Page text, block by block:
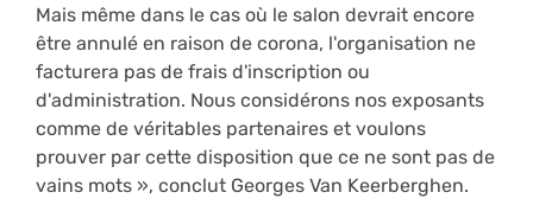
Mais même dans le cas où le salon devrait encore
être annulé en raison de corona, l'organisation ne
facturera pas de frais d'inscription ou
d'administration. Nous considérons nos exposants
comme de véritables partenaires et voulons
prouver par cette disposition que ce ne sont pas de
vains mots », conclut Georges Van Keerberghen.